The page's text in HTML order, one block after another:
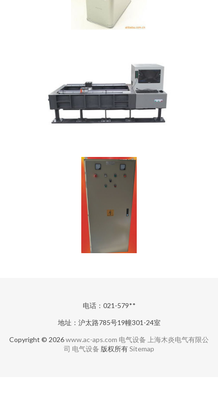
电话：021-579**
地址：沪太路785号19幢301-24室
Copyright © 2026www.ac-aps.com 电气设备 上海木炎电气有限公
司 电气设备 版权所有Sitemap